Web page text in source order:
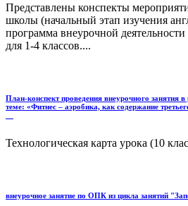
Представлены конспекты
школы (начальный этап изучения
программа внеурочной
для 1-4 классов....
План-конспект проведения внеурочного занятия
теме: «Фитнес – аэробика, как содержание
Технологическая карта урока (10
внеурочное занятие по ОПК из цикла занятий